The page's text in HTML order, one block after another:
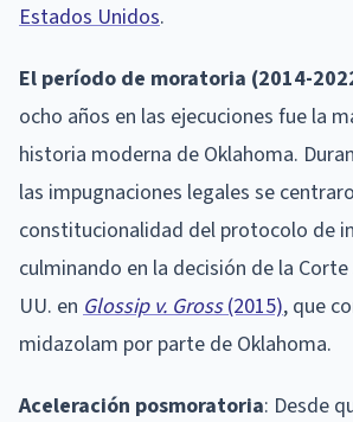
Estados Unidos.
El período de moratoria (2014-
ocho años en las ejecuciones fue la
historia moderna de Oklahoma.
las impugnaciones legales se
constitucionalidad del protocolo de
culminando en la decisión de la Corte
UU. en Glossip v. Gross(2015), que
midazolam por parte de Oklahoma.
Aceleración posmoratoria: Desde